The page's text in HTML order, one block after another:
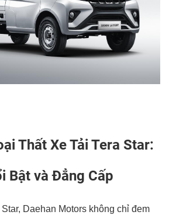
Thất Xe Tải Tera Star:
Bật và Đẳng Cấp
Daehan Motors không chỉ đem